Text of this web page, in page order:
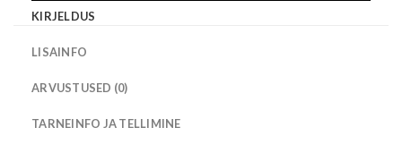
KIRJELDUS
LISAINFO
ARVUSTUSED (0)
TARNEINFO JA TELLIMINE